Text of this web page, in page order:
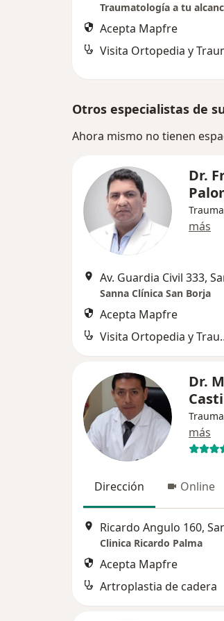
Acepta Mapfre
Visita Ortopedia y
Otros especialistas de
Ahora mismo no tienen
Dr.
más
Av. Guardia Civil 333,
Sanna Clínica San Borja
Acepta Mapfre
Visita
Dr.
más
Dirección Online
Ricardo Angulo 160,
Clinica Ricardo Palma
Acepta Mapfre
Artroplastia de cadera